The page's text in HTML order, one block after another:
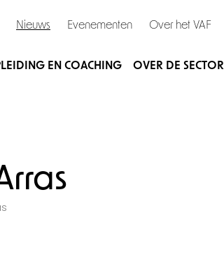
Nieuws Evenementen Over het VAF
EN COACHING OVER DE SECTOR